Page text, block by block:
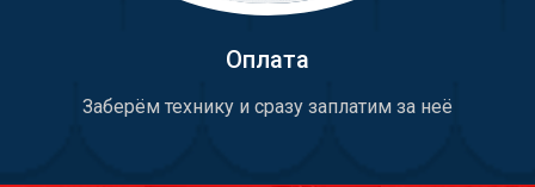
Оплата
Заберём технику и сразу заплатим за неё